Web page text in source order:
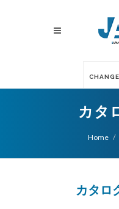
カタ
Home
カタロ